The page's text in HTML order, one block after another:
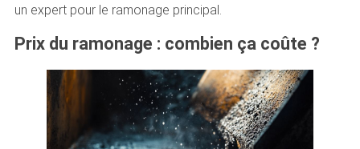
un expert pour le ramonage principal.
Prix du ramonage : combien ça coûte ?